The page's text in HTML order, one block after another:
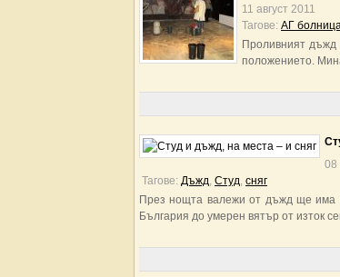
11 август 2011
Тагове: АГ
Проливният
положението.
08
Тагове: Дъжд, Студ, сняг
През нощта валежи от дъжд ще има
България до умерен вятър от изток